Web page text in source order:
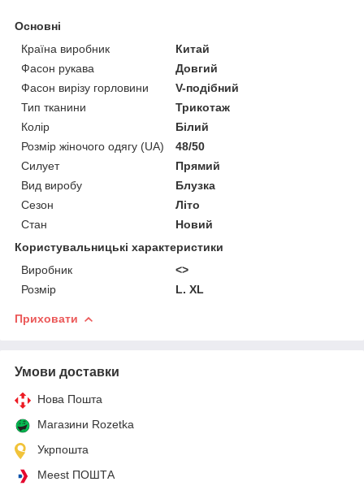
Основні
Країна виробник
Китай
Фасон рукава
Довгий
Фасон вирізу горловини
V-подібний
Тип тканини
Трикотаж
Колір
Білий
Розмір жіночого одягу (UA)
48/50
Силует
Прямий
Вид виробу
Блузка
Сезон
Літо
Стан
Новий
Користувальницькі характеристики
Виробник
<>
Розмір
L. XL
Приховати
Умови доставки
Нова Пошта
Магазини Rozetka
Укрпошта
Meest ПОШТА